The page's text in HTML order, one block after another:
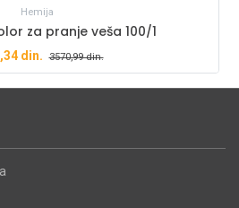
Hemija
za pranje veša 100/1
din. 3570,99din.